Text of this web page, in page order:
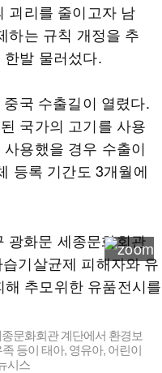
괴리를 줄이고자 남
하는 규칙 개정을 추
발 물러섰다.
국 수출길이 열렸다.
국가의 고기를 사용
용했을 경우 수출이
등록 기간도 3개월에
문화회관 계단에서 환경보
등이 태아, 영유아, 어린이
시스